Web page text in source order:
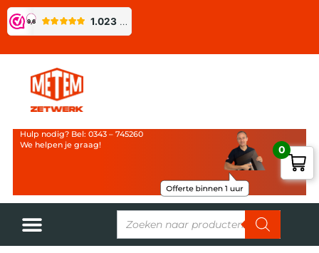
Hulp nodig? Bel: 0343 – 745260
We helpen je graag!
0